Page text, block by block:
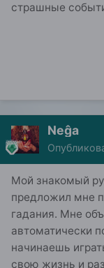
страшные
Neĝa
Мой знакомый
предложил мне
гадания. Мне
автоматически
начинаешь
свою жизнь и